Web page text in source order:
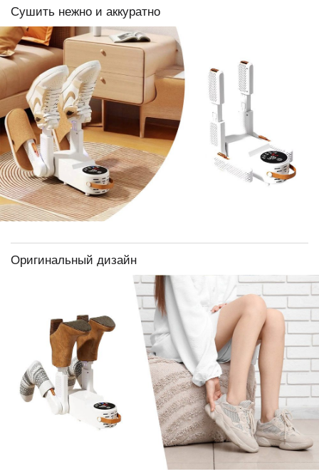
Сушить нежно и аккуратно
Оригинальный дизайн